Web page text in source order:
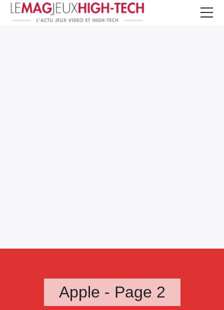
Apple - Page 2